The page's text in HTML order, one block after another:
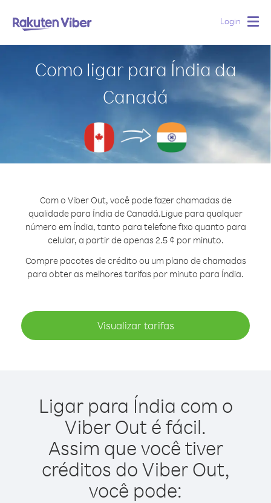
Login
Como ligar para Índia da
Canadá
Com o Viber Out, você pode fazer chamadas de
qualidade para Índia de Canadá.Ligue para qualquer
número em Índia, tanto para telefone fixo quanto para
celular, a partir de apenas 2.5 ¢ por minuto.
Compre pacotes de crédito ou um plano de chamadas
para obter as melhores tarifas por minuto para Índia.
Visualizar tarifas
Ligar para Índia com o
Viber Out é fácil.
Assim que você tiver
créditos do Viber Out,
você pode: